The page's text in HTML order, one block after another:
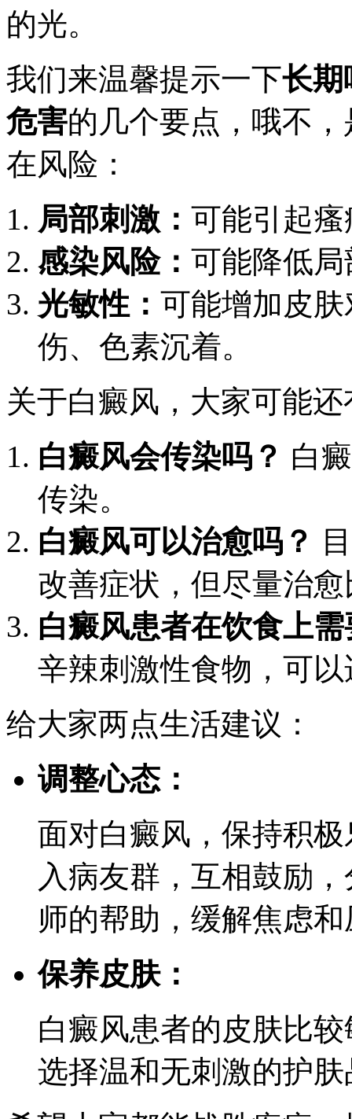
的光。
我们来温馨提示一下长期
危害的几个要点，哦不
在风险：
局部刺激： 可能引起
感染风险： 可能降低
光敏性： 可能增加皮
伤、色素沉着。
关于白癜风，大家可能
白癜风会传染吗？ 白
传染。
白癜风可以治愈吗？
改善症状，但尽量治
白癜风患者在饮食上
辛辣刺激性食物，可
给大家两点生活建议：
调整心态：
面对白癜风，保持积
入病友群，互相鼓励
师的帮助，缓解焦虑
保养皮肤：
白癜风患者的皮肤比
选择温和无刺激的护